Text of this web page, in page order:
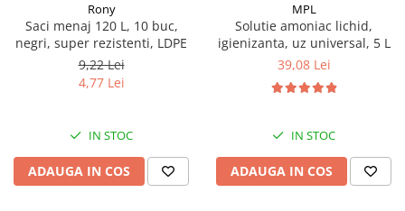
Rony
Saci menaj 120 L, 10 buc,
negri, super rezistenti, LDPE
9,22 Lei
4,77 Lei
IN STOC
ADAUGA IN COS
MPL
Solutie amoniac lichid,
igienizanta, uz universal, 5 L
39,08 Lei
IN STOC
ADAUGA IN COS